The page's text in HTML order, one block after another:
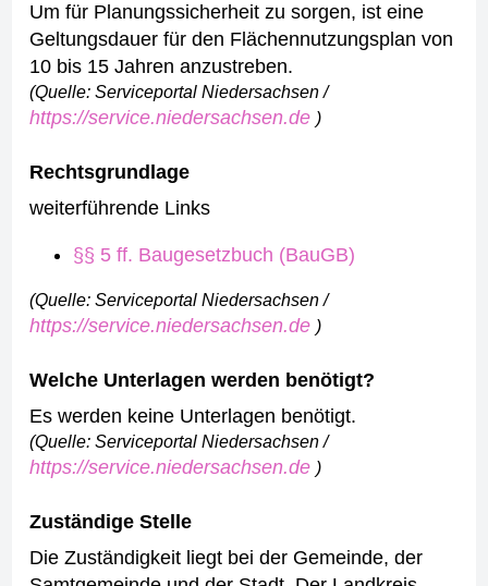
Um für Planungssicherheit zu sorgen, ist eine
Geltungsdauer für den Flächennutzungsplan von
10 bis 15 Jahren anzustreben.
(Quelle: Serviceportal Niedersachsen /
https://service.niedersachsen.de )
Rechtsgrundlage
weiterführende Links
§§ 5 ff. Baugesetzbuch (BauGB)
(Quelle: Serviceportal Niedersachsen /
https://service.niedersachsen.de )
Welche Unterlagen werden benötigt?
Es werden keine Unterlagen benötigt.
(Quelle: Serviceportal Niedersachsen /
https://service.niedersachsen.de )
Zuständige Stelle
Die Zuständigkeit liegt bei der Gemeinde, der